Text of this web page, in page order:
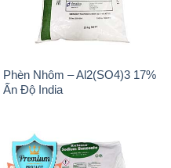
Phèn Nhôm – Al2(SO4)3 17%
Ấn Độ India